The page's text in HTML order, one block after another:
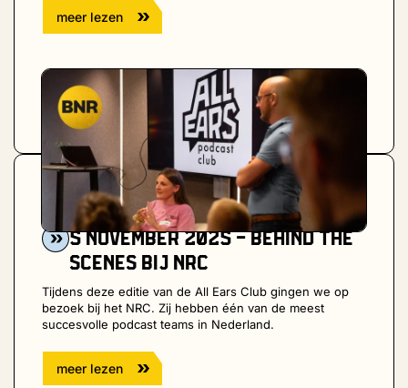
meer lezen
Afgelopen bijeenkomst 5 november 2025
5 november 2025 - Behind the
scenes bij NRC
Tijdens deze editie van de All Ears Club gingen we op
bezoek bij het NRC. Zij hebben één van de meest
succesvolle podcast teams in Nederland.
meer lezen